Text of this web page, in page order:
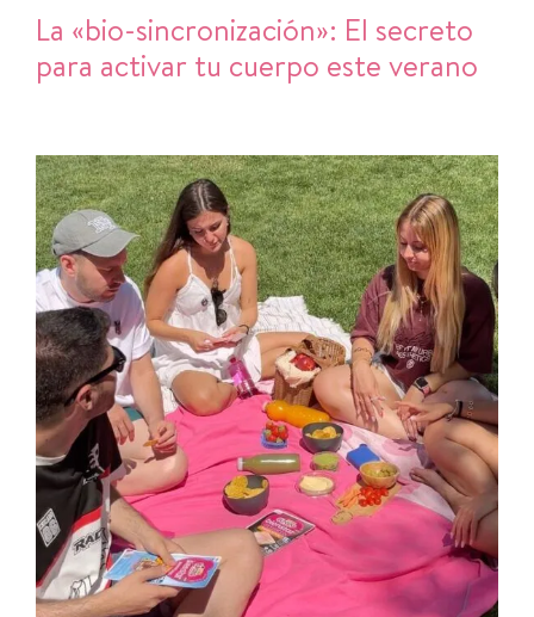
La «bio-sincronización»: El secreto
para activar tu cuerpo este verano